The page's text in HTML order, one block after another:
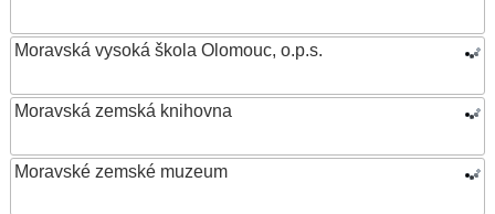
Moravská vysoká škola Olomouc, o.p.s.
Moravská zemská knihovna
Moravské zemské muzeum